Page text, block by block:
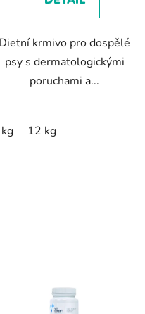
Dietní krmivo pro dospělé
psy s dermatologickými
poruchami a...
12 kg